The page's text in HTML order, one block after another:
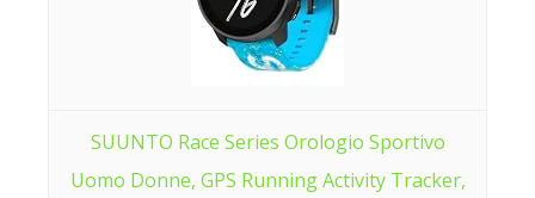
SUUNTO Race Series Orologio Sportivo
Uomo Donne, GPS Running Activity Tracker,